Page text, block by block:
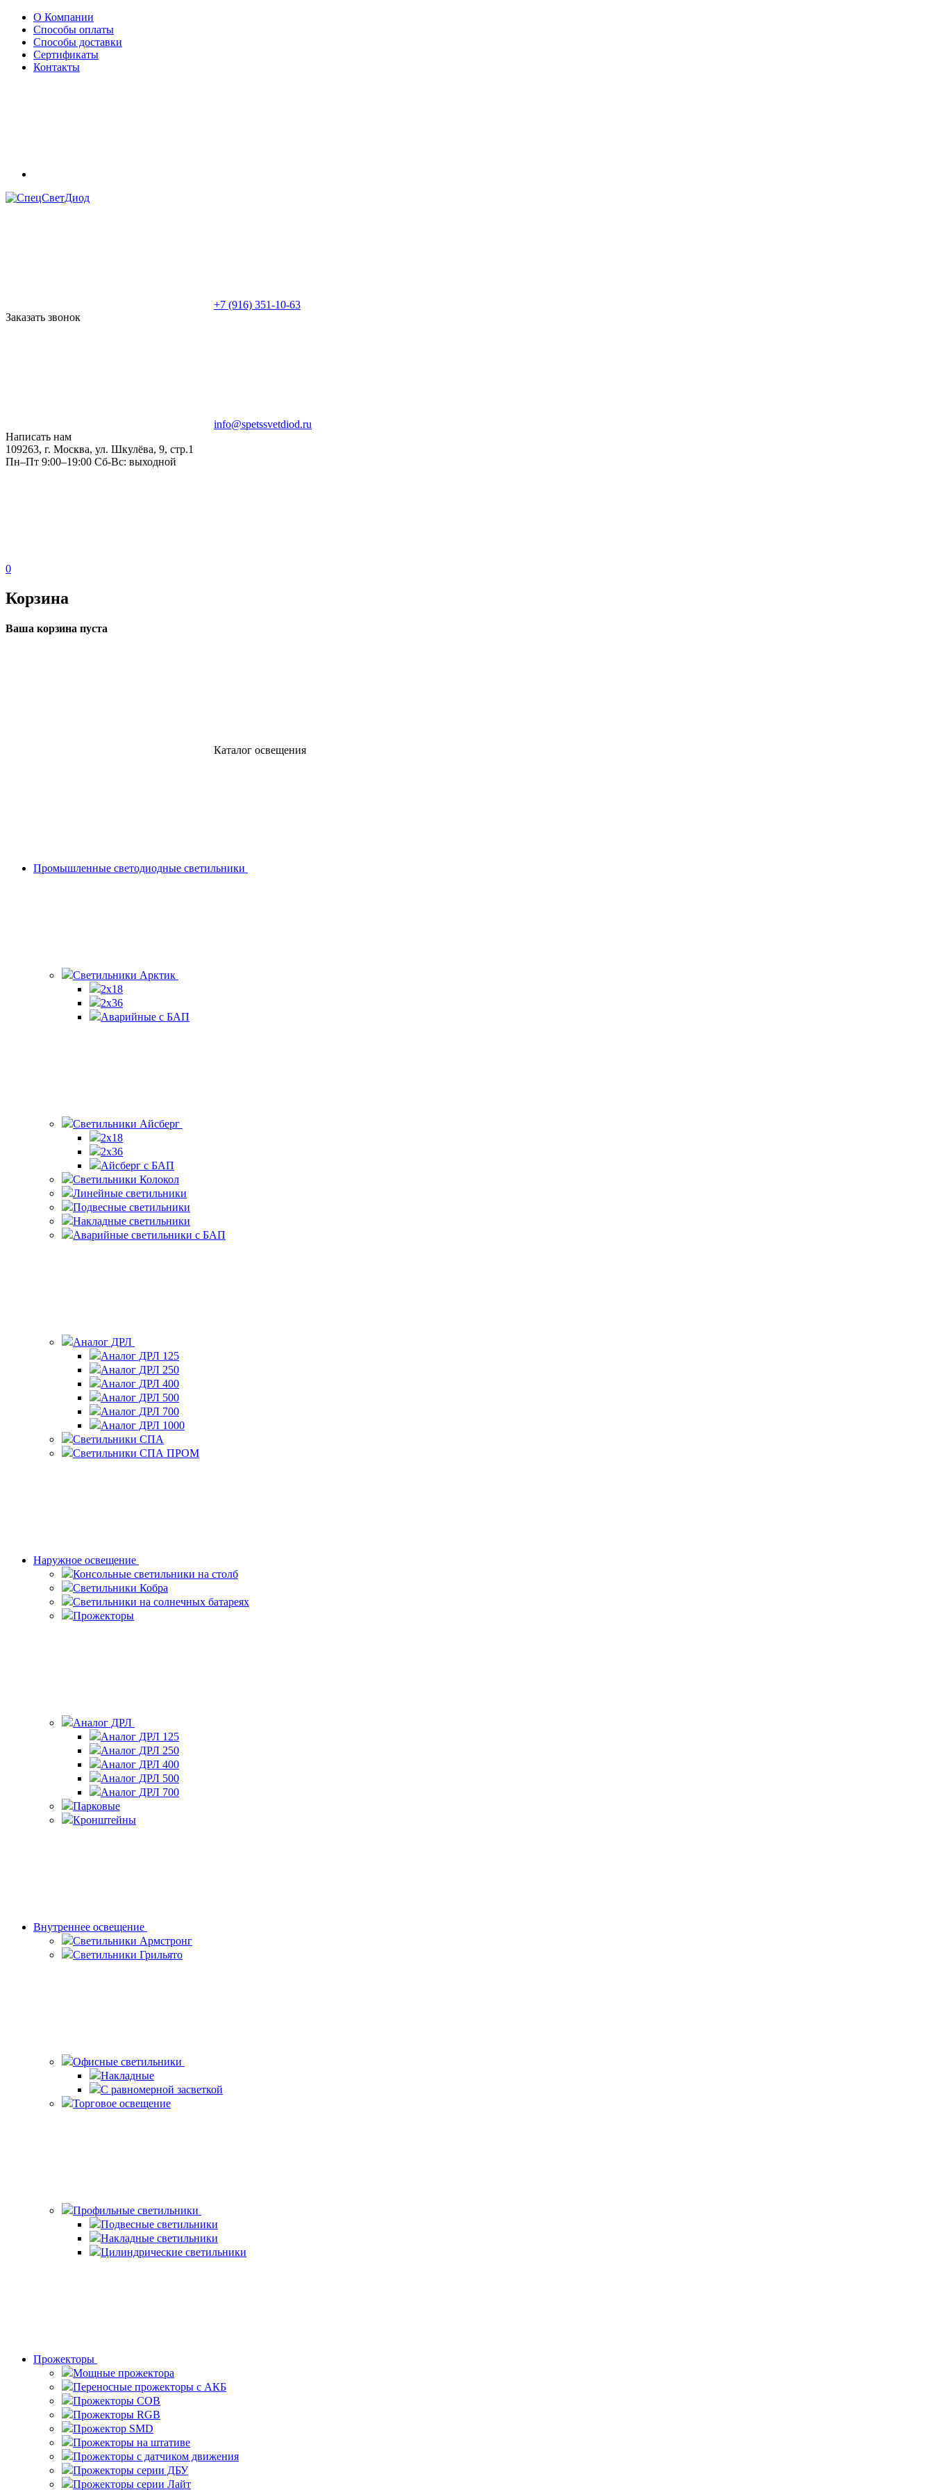
О Компании
Способы оплаты
Способы доставки
Сертификаты
Контакты
+7 (916) 351-10-63
Заказать звонок
info@spetssvetdiod.ru
Написать нам
109263, г. Москва, ул. Шкулёва, 9, стр.1
Пн–Пт 9:00–19:00 Сб-Вс: выходной
0
Корзина
Ваша корзина пуста
Каталог освещения
Промышленные светодиодные светильники
Светильники Арктик
2х18
2x36
Аварийные с БАП
Светильники Айсберг
2х18
2х36
Айсберг с БАП
Светильники Колокол
Линейные светильники
Подвесные светильники
Накладные светильники
Аварийные светильники с БАП
Аналог ДРЛ
Аналог ДРЛ 125
Аналог ДРЛ 250
Аналог ДРЛ 400
Аналог ДРЛ 500
Аналог ДРЛ 700
Аналог ДРЛ 1000
Светильники СПА
Светильники СПА ПРОМ
Наружное освещение
Консольные светильники на столб
Светильники Кобра
Светильники на солнечных батареях
Прожекторы
Аналог ДРЛ
Аналог ДРЛ 125
Аналог ДРЛ 250
Аналог ДРЛ 400
Аналог ДРЛ 500
Аналог ДРЛ 700
Парковые
Кронштейны
Внутреннее освещение
Светильники Армстронг
Светильники Грильято
Офисные светильники
Накладные
С равномерной засветкой
Торговое освещение
Профильные светильники
Подвесные светильники
Накладные светильники
Цилиндрические светильники
Прожекторы
Мощные прожектора
Переносные прожекторы с АКБ
Прожекторы COB
Прожекторы RGB
Прожектор SMD
Прожекторы на штативе
Прожекторы с датчиком движения
Прожекторы серии ДБУ
Прожекторы серии Лайт